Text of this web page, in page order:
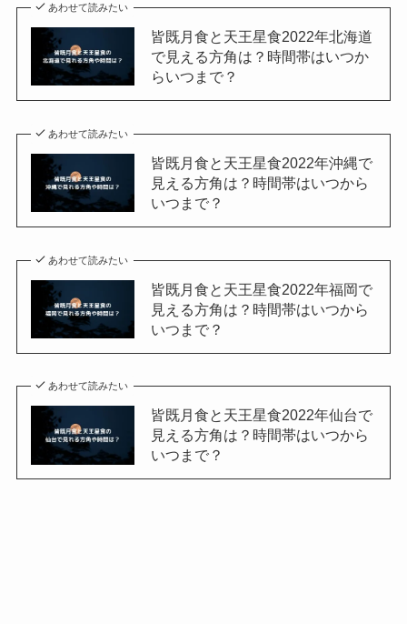
あわせて読みたい
皆既月食と天王星食2022年北海道
で見える方角は？時間帯はいつか
らいつまで？
あわせて読みたい
皆既月食と天王星食2022年沖縄で
見える方角は？時間帯はいつから
いつまで？
あわせて読みたい
皆既月食と天王星食2022年福岡で
見える方角は？時間帯はいつから
いつまで？
あわせて読みたい
皆既月食と天王星食2022年仙台で
見える方角は？時間帯はいつから
いつまで？